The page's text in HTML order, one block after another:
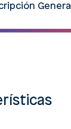
General